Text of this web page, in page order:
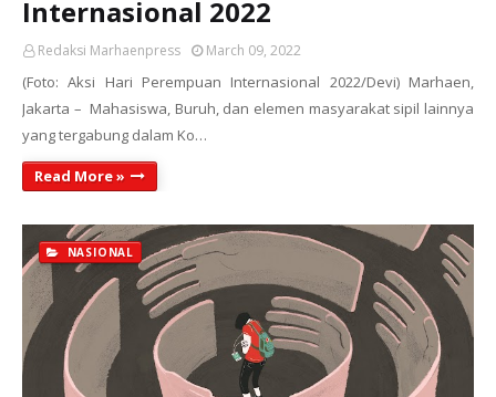
Internasional 2022
Redaksi Marhaenpress March 09, 2022
(Foto: Aksi Hari Perempuan Internasional 2022/Devi) Marhaen,
Jakarta – Mahasiswa, Buruh, dan elemen masyarakat sipil lainnya
yang tergabung dalam Ko…
Read More »
NASIONAL